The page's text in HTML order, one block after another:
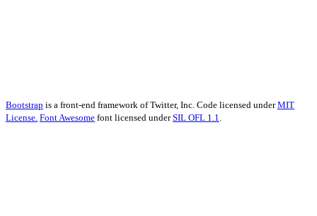
Bootstrap is a front-end framework of Twitter, Inc. Code licensed underMIT
License. Font Awesome font licensed underSIL OFL 1.1.